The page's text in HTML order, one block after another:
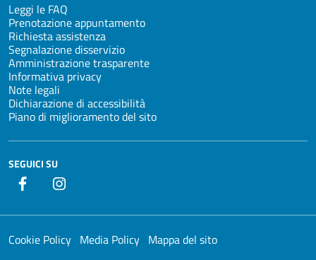
Leggi le FAQ
Prenotazione appuntamento
Richiesta assistenza
Segnalazione disservizio
Amministrazione trasparente
Informativa privacy
Note legali
Dichiarazione di accessibilità
Piano di miglioramento del sito
SEGUICI SU
Facebook
Cookie Policy Media Policy Mappa del sito